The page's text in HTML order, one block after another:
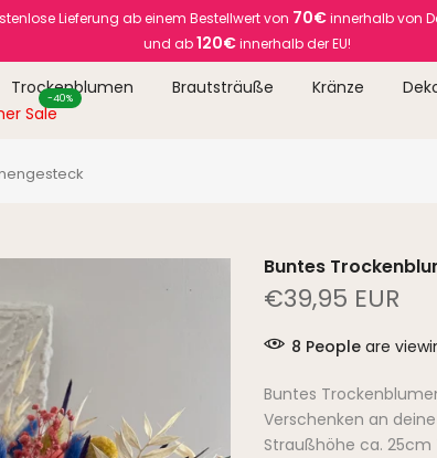
Lieferung ab einem Bestellwert von 70€innerhalb von
und ab120€innerhalb der EU!
Trockenblumen Brautsträuße Kränze
Sale
-40%
Buntes
€39,95 EUR
8 People are
Buntes
Verschenken an
Straußhöhe ca.